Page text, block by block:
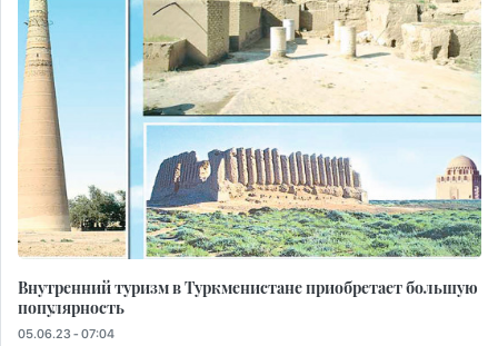
Внутренний туризм в Туркменистане приобретает большую
популярность
05.06.23 - 07:04